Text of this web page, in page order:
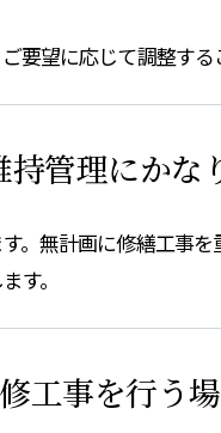
要望に応じて調整す
管理にか
。無計画に修繕工事
す。
工事を行う